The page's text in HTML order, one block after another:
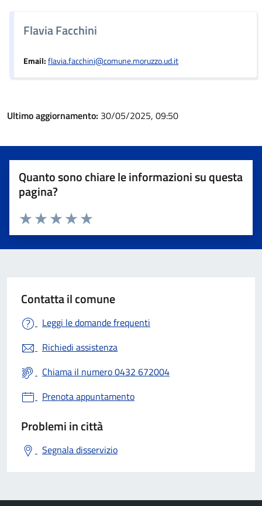
Flavia Facchini
Email:flavia.facchini@comune.moruzzo.ud.it
Ultimo aggiornamento: 30/05/2025, 09:50
Quanto sono chiare le informazioni su questa
pagina?
Valuta 5 stelle su 5
Valuta 4 stelle su 5
Valuta 3 stelle su 5
Valuta 2 stelle su 5
Valuta 1 stelle su 5
Contatta il comune
Leggi le domande frequenti
Richiedi assistenza
Chiama il numero 0432 672004
Prenota appuntamento
Problemi in città
Segnala disservizio